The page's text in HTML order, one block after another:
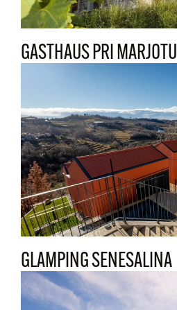
GASTHAUS PRI MARJOTU
GLAMPING SENESALINA